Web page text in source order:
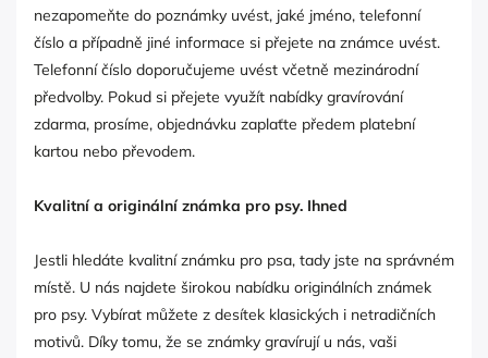
nezapomeňte do poznámky uvést, jaké jméno, telefonní
číslo a případně jiné informace si přejete na známce uvést.
Telefonní číslo doporučujeme uvést včetně mezinárodní
předvolby. Pokud si přejete využít nabídky gravírování
zdarma, prosíme, objednávku zaplaťte předem platební
kartou nebo převodem.
Kvalitní a originální známka pro psy. Ihned
Jestli hledáte kvalitní známku pro psa, tady jste na správném
místě. U nás najdete širokou nabídku originálních známek
pro psy. Vybírat můžete z desítek klasických i netradičních
motivů. Díky tomu, že se známky gravírují u nás, vaši